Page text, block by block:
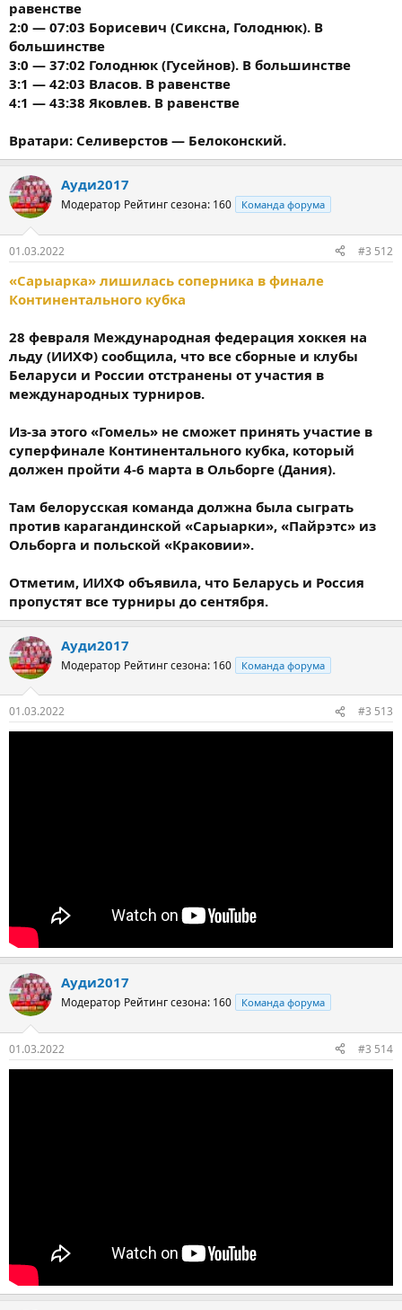
равенстве
2:0 — 07:03 Борисевич (Сиксна, Голоднюк). В
большинстве
3:0 — 37:02 Голоднюк (Гусейнов). В большинстве
3:1 — 42:03 Власов. В равенстве
4:1 — 43:38 Яковлев. В равенстве
Вратари: Селиверстов — Белоконский.
Ауди2017
Модератор Рейтинг сезона: 160 Команда форума
01.03.2022 #3 512
«Сарыарка» лишилась соперника в финале
Континентального кубка
28 февраля Международная федерация хоккея на
льду (ИИХФ) сообщила, что все сборные и клубы
Беларуси и России отстранены от участия в
международных турниров.
Из-за этого «Гомель» не сможет принять участие в
суперфинале Континентального кубка, который
должен пройти 4-6 марта в Ольборге (Дания).
Там белорусская команда должна была сыграть
против карагандинской «Сарыарки», «Пайрэтс» из
Ольборга и польской «Краковии».
Отметим, ИИХФ объявила, что Беларусь и Россия
пропустят все турниры до сентября.
Ауди2017
Модератор Рейтинг сезона: 160 Команда форума
01.03.2022 #3 513
Ауди2017
Модератор Рейтинг сезона: 160 Команда форума
01.03.2022 #3 514